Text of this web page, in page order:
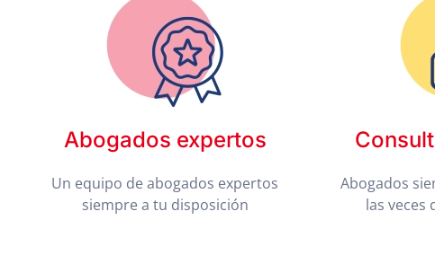
Abogados expertos
Un equipo de abogados expertos
siempre a tu disposición
Abogados
las veces